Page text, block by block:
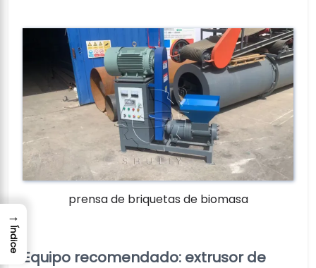
prensa de briquetas de biomasa
Equipo recomendado: extrusor de
→
Índice